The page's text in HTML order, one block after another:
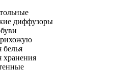
диффузоры
белья
хранения